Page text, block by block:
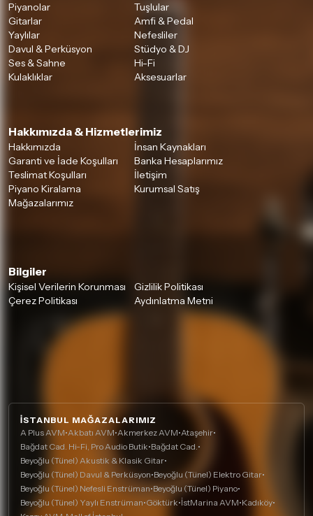
Piyanolar
Tuşlular
Gitarlar
Amfi & Pedal
Yaylılar
Nefesliler
Davul & Perküsyon
Stüdyo & DJ
Ses & Sahne
Hi-Fi
Kulaklıklar
Aksesuarlar
Hakkımızda & Hizmetlerimiz
Hakkımızda
İnsan Kaynakları
Garanti ve İade Koşulları
Banka Hesaplarımız
Teslimat Koşulları
İletişim
Piyano Kiralama
Kurumsal Satış
Mağazalarımız
Bilgiler
Kişisel Verilerin Korunması
Gizlilik Politikası
Çerez Politikası
Aydınlatma Metni
İSTANBUL MAĞAZALARIMIZ
A Plus AVM•Akbatı AVM•Akmerkez AVM•Ataşehir•
Bağdat Cad. Hi-Fi, Pro Audio Butik•Bağdat Cad.•
Beyoğlu (Tünel) Akustik & Klasik Gitar•
Beyoğlu (Tünel) Davul & Perküsyon•Beyoğlu (Tünel) Elektro Gitar•
Beyoğlu (Tünel) Nefesli Enstrüman•Beyoğlu (Tünel) Piyano•
Beyoğlu (Tünel) Yaylı Enstrüman•Göktürk•İstMarina AVM•Kadıköy•